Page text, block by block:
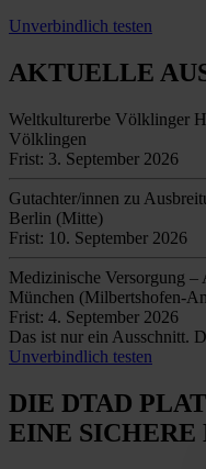
Unverbindlich testen
AKTUELLE
Weltkulturerbe Völklinger
Völklingen
Frist: 3. September 2026
Gutachter/innen zu
Berlin (Mitte)
Frist: 10. September 2026
Medizinische Versorgung
München (Milbertshofen-
Frist: 4. September 2026
Das ist nur ein Ausschnitt.
Unverbindlich testen
DIE DTAD
EINE SICHERE